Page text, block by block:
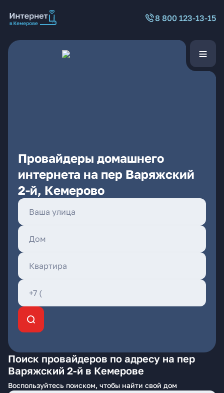
8 800 123-13-15
Провайдеры домашнего
интернета на пер Варяжский
2-й, Кемерово
Поиск провайдеров по адресу на пер
Варяжский 2-й в Кемерове
Воспользуйтесь поиском, чтобы найти свой дом